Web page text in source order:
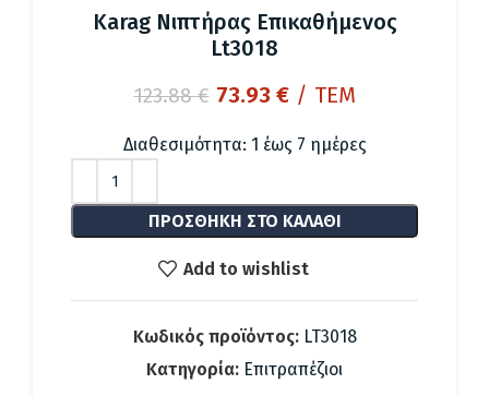
Karag Νιπτήρας Επικαθήμενος
Lt3018
123.88€ Original
was:
73.93 €Η
τιμή
73.93 €.
/ ΤΕΜ
Διαθεσιμότητα: 1 έως 7 ημέρες
ΠΡΟΣΘΉΚΗ ΣΤΟ ΚΑΛΆΘΙ
Add to wishlist
Κωδικός προϊόντος: LT3018
Κατηγορία: Επιτραπέζιοι